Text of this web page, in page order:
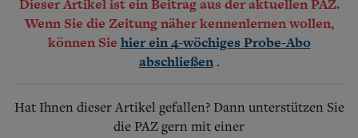
Wenn Sie die Zeitung näher kennenlernen wollen,
können Sie hier ein 4-wöchiges Probe-Abo
abschließen .
Hat Ihnen dieser Artikel gefallen? Dann unterstützen Sie
die PAZ gern mit einer